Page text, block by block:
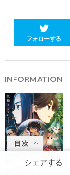
目次
フォローする
INFORMATION
シェアする